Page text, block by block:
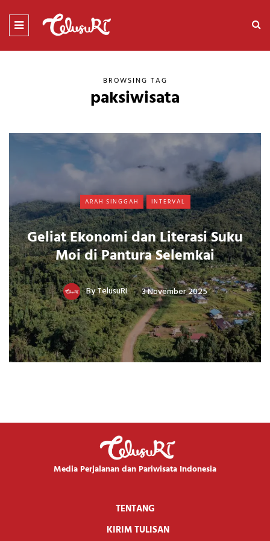
BROWSING TAG
paksiwisata
ARAH SINGGAH INTERVAL
Geliat Ekonomi dan Literasi Suku
Moi di Pantura Selemkai
ByTelusuRI 3 November 2025
Media Perjalanan dan Pariwisata Indonesia
TENTANG
KIRIM TULISAN